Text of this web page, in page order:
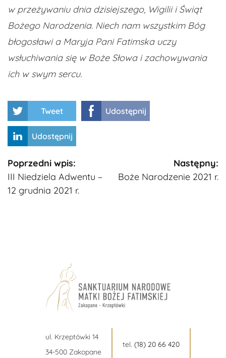
w przeżywaniu dnia dzisiejszego, Wigilii i Świąt
Bożego Narodzenia. Niech nam wszystkim Bóg
błogosławi a Maryja Pani Fatimska uczy
wsłuchiwania się w Boże Słowa i zachowywania
ich w swym sercu.
Tweet Udostępnij
Udostępnij
Kontynuuj
czytanie
Poprzedni wpis:
III Niedziela Adwentu –
12 grudnia 2021 r.
Następny:
Boże Narodzenie 2021 r.
ul. Krzeptówki 14
34-500 Zakopane
tel. (18) 20 66 420